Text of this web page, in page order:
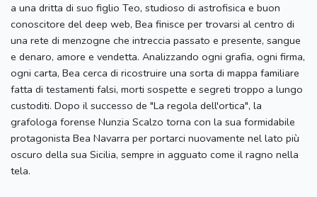
a una dritta di suo figlio Teo, studioso di astrofisica e buon
conoscitore del deep web, Bea finisce per trovarsi al centro di
una rete di menzogne che intreccia passato e presente, sangue
e denaro, amore e vendetta. Analizzando ogni grafia, ogni firma,
ogni carta, Bea cerca di ricostruire una sorta di mappa familiare
fatta di testamenti falsi, morti sospette e segreti troppo a lungo
custoditi. Dopo il successo de "La regola dell'ortica", la
grafologa forense Nunzia Scalzo torna con la sua formidabile
protagonista Bea Navarra per portarci nuovamente nel lato più
oscuro della sua Sicilia, sempre in agguato come il ragno nella
tela.